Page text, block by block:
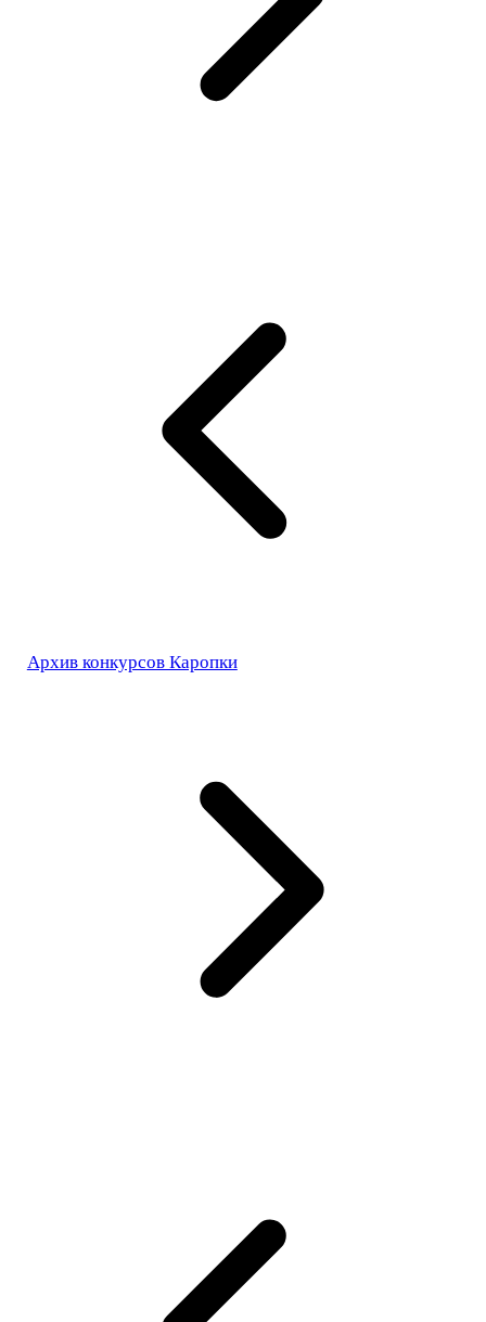
Архив конкурсов Каропки